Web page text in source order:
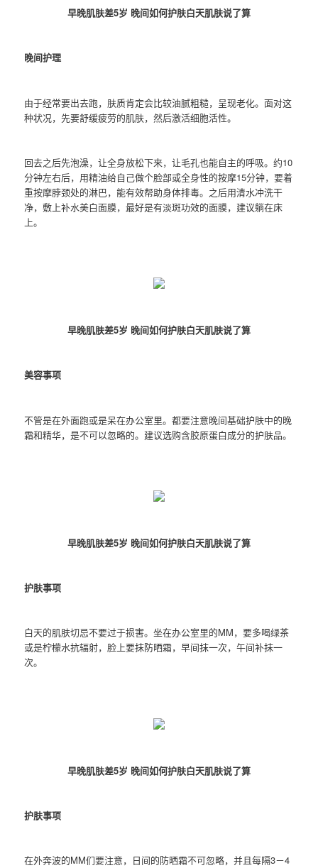
早晚肌肤差5岁 晚间如何护肤白天肌肤说了算
晚间护理
由于经常要出去跑，肤质肯定会比较油腻粗糙，呈现老化。面对这
种状况，先要舒缓疲劳的肌肤，然后激活细胞活性。
回去之后先泡澡，让全身放松下来，让毛孔也能自主的呼吸。约10
分钟左右后，用精油给自己做个脸部或全身性的按摩15分钟，要着
重按摩脖颈处的淋巴，能有效帮助身体排毒。之后用清水冲洗干
净，敷上补水美白面膜，最好是有淡斑功效的面膜，建议躺在床
上。
早晚肌肤差5岁 晚间如何护肤白天肌肤说了算
美容事项
不管是在外面跑或是呆在办公室里。都要注意晚间基础护肤中的晚
霜和精华，是不可以忽略的。建议选购含胶原蛋白成分的护肤品。
早晚肌肤差5岁 晚间如何护肤白天肌肤说了算
护肤事项
白天的肌肤切忌不要过于损害。坐在办公室里的MM，要多喝绿茶
或是柠檬水抗辐射，脸上要抹防晒霜，早间抹一次，午间补抹一
次。
早晚肌肤差5岁 晚间如何护肤白天肌肤说了算
护肤事项
在外奔波的MM们要注意，日间的防晒霜不可忽略，并且每隔3－4